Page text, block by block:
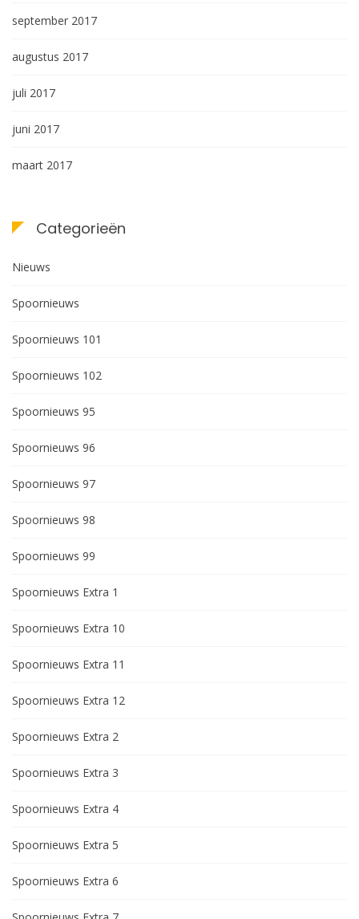
september 2017
augustus 2017
juli 2017
juni 2017
maart 2017
Categorieën
Nieuws
Spoornieuws
Spoornieuws 101
Spoornieuws 102
Spoornieuws 95
Spoornieuws 96
Spoornieuws 97
Spoornieuws 98
Spoornieuws 99
Spoornieuws Extra 1
Spoornieuws Extra 10
Spoornieuws Extra 11
Spoornieuws Extra 12
Spoornieuws Extra 2
Spoornieuws Extra 3
Spoornieuws Extra 4
Spoornieuws Extra 5
Spoornieuws Extra 6